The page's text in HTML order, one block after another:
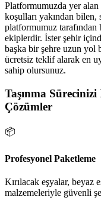
Platformumuzda yer
koşulları yakından
platformumuz tarafından
ekiplerdir. İster şehir
başka bir şehre uzun yol
ücretsiz teklif alarak en
sahip olursunuz.
Taşınma
Çözümler
📦
Profesyonel Paketleme
Kırılacak eşyalar, beyaz
malzemeleriyle güvenli